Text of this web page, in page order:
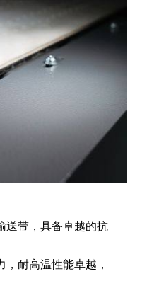
送带，具备卓越的抗
，耐高温性能卓越，